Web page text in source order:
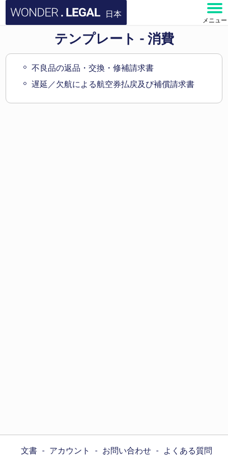
日本
メニュー
文書
テンプレート - 消費
不良品の返品・交換・修補請求書
遅延／欠航による航空券払戻及び補償請求書
文書 アカウント お問い合わせ よくある質問